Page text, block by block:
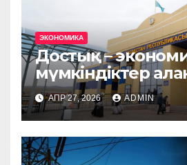
ЭКОНОМИКА
Достық –
мүмкіндіктер
АПР 27, 2026 ADMIN